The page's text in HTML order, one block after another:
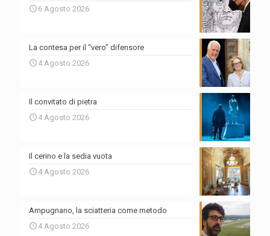
6 Agosto 2026
La contesa per il “vero” difensore
4 Agosto 2026
Il convitato di pietra
4 Agosto 2026
Il cerino e la sedia vuota
4 Agosto 2026
Ampugnano, la sciatteria come metodo
4 Agosto 2026